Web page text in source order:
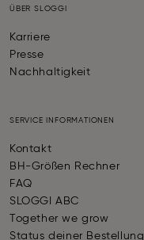
ÜBER SLOGGI
Karriere
Presse
Nachhaltigkeit
SERVICE INFORMATIONEN
Kontakt
BH-Größen Rechner
FAQ
SLOGGI ABC
Together we grow
Status deiner Bestellung